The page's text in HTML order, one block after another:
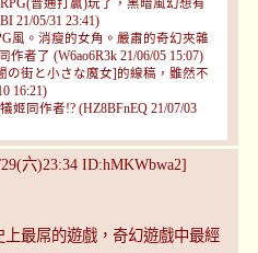
普通打贏)玩了，黑暗風幻想有
21/05/31 23:41)
風。消瘦的女角。嚴肅的奇幻夾雜
者了 (W6ao6R3k 21/06/05 15:07)
の街と小さな魔女]的線稿，雖然不
16:21)
姬同作者!? (HZ8BFnEQ 21/07/03
六)23:34 ID:hMKWbwa2]
最屌的遊戲，奇幻遊戲中最經